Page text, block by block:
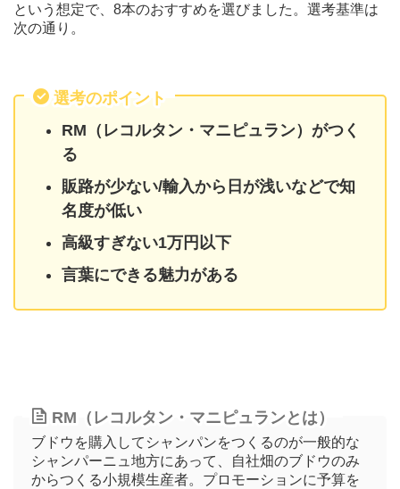
という想定で、8本のおすすめを選びました。選考基準は
次の通り。
選考のポイント
RM（レコルタン・マニピュラン）がつく
る
販路が少ない/輸入から日が浅いなどで知
名度が低い
高級すぎない1万円以下
言葉にできる魅力がある
RM（レコルタン・マニピュランとは）
ブドウを購入してシャンパンをつくるのが一般的な
シャンパーニュ地方にあって、自社畑のブドウのみ
からつくる小規模生産者。プロモーションに予算を